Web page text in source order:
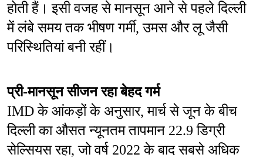
होती हैं। इसी वजह से मानसून आने से पहले दिल्ली
में लंबे समय तक भीषण गर्मी, उमस और लू जैसी
परिस्थितियां बनी रहीं।
प्री-मानसून सीजन रहा बेहद गर्म
IMD के आंकड़ों के अनुसार, मार्च से जून के बीच
दिल्ली का औसत न्यूनतम तापमान 22.9 डिग्री
सेल्सियस रहा, जो वर्ष 2022 के बाद सबसे अधिक